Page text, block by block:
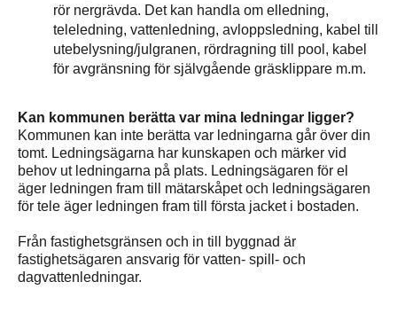
rör nergrävda. Det kan handla om elledning,
teleledning, vattenledning, avloppsledning, kabel till
utebelysning/julgranen, rördragning till pool, kabel
för avgränsning för självgående gräsklippare m.m.
Kan kommunen berätta var mina ledningar ligger?
Kommunen kan inte berätta var ledningarna går över din
tomt. Ledningsägarna har kunskapen och märker vid
behov ut ledningarna på plats. Ledningsägaren för el
äger ledningen fram till mätarskåpet och ledningsägaren
för tele äger ledningen fram till första jacket i bostaden.
Från fastighetsgränsen och in till byggnad är
fastighetsägaren ansvarig för vatten- spill- och
dagvattenledningar.